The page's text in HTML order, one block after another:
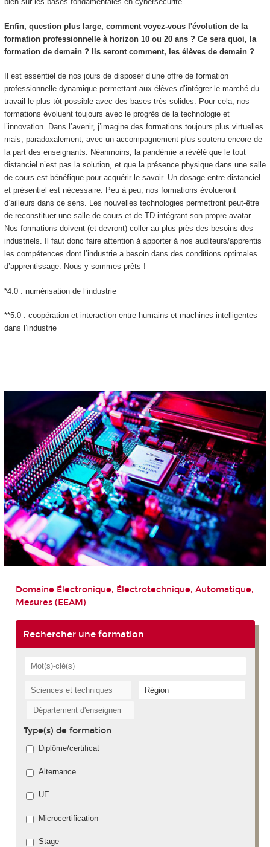
Enfin, question plus large, comment voyez-vous l'évolution de la
formation professionnelle à horizon 10 ou 20 ans ? Ce sera quoi, la
formation de demain ? Ils seront comment, les élèves de demain ?
Il est essentiel de nos jours de disposer d’une offre de formation
professionnelle dynamique permettant aux élèves d’intégrer le marché du
travail le plus tôt possible avec des bases très solides. Pour cela, nos
formations évoluent toujours avec le progrès de la technologie et
l’innovation. Dans l’avenir, j’imagine des formations toujours plus virtuelles
mais, paradoxalement, avec un accompagnement plus soutenu encore de
la part des enseignants. Néanmoins, la pandémie a révélé que le tout
distanciel n’est pas la solution, et que la présence physique dans une salle
de cours est bénéfique pour acquérir le savoir. Un dosage entre distanciel
et présentiel est nécessaire. Peu à peu, nos formations évolueront
d’ailleurs dans ce sens. Les nouvelles technologies permettront peut-être
de reconstituer une salle de cours et de TD intégrant son propre avatar.
Nos formations doivent (et devront) coller au plus près des besoins des
industriels. Il faut donc faire attention à apporter à nos auditeurs/apprentis
les compétences dont l’industrie a besoin dans des conditions optimales
d’apprentissage. Nous y sommes prêts !
*4.0 : numérisation de l’industrie
**5.0 : coopération et interaction entre humains et machines intelligentes
dans l’industrie
Domaine Électronique, Électrotechnique, Automatique,
Mesures (EEAM)
Rechercher une formation
Type(s) de formation
Diplôme/certificat
Alternance
UE
Microcertification
Stage